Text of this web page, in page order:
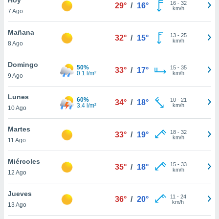
en
más
nuestra
de
cookies
aceptar
7 Ago
29° / 16° 16- 32
km/h
Mañana
8 Ago
32° / 15° 13- 25
km/h
Domingo
9 Ago
50%
0.1 l/m²
33° / 17° 15- 35
km/h
Lunes
10 Ago
60%
3.4 l/m²
34° / 18° 10- 21
km/h
Martes
11 Ago
33° / 19° 18- 32
km/h
Miércoles
12 Ago
35° / 18° 15- 33
km/h
Jueves
13 Ago
36° / 20° 11 - 24
km/h